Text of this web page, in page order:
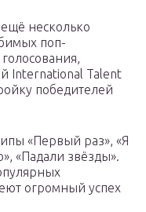
несколько
поп-
International Talent
победителей
«Первый раз», «Я
«Падали звёзды».
огромный успех